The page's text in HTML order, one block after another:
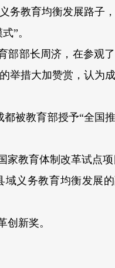
务教育均衡发展路子
”。
部部长周济，在参观
举措大加赞赏，认为
被教育部授予“全国
教育体制改革试点项
域义务教育均衡发展
创新奖。